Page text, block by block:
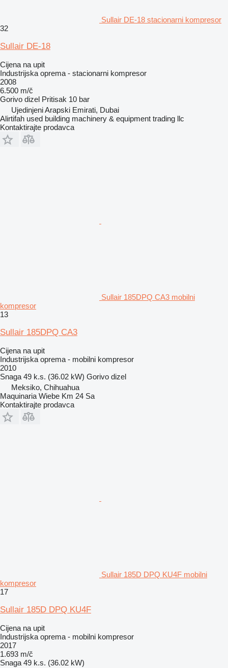
Sullair DE-18 stacionarni kompresor
32
Sullair DE-18
Cijena na upit
Industrijska oprema - stacionarni kompresor
2008
6.500 m/č
Gorivo dizel Pritisak 10 bar
Ujedinjeni Arapski Emirati, Dubai
Alirtifah used building machinery & equipment trading llc
Kontaktirajte prodavca
Sullair 185DPQ CA3 mobilni
kompresor
13
Sullair 185DPQ CA3
Cijena na upit
Industrijska oprema - mobilni kompresor
2010
Snaga 49 k.s. (36.02 kW) Gorivo dizel
Meksiko, Chihuahua
Maquinaria Wiebe Km 24 Sa
Kontaktirajte prodavca
Sullair 185D DPQ KU4F mobilni
kompresor
17
Sullair 185D DPQ KU4F
Cijena na upit
Industrijska oprema - mobilni kompresor
2017
1.693 m/č
Snaga 49 k.s. (36.02 kW)